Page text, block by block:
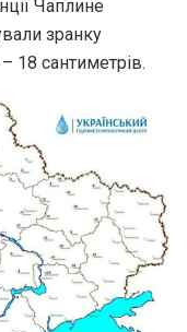
Чаплине
зранку
18 сантиметрів.